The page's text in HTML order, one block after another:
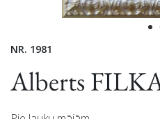
NR. 1981
Alberts